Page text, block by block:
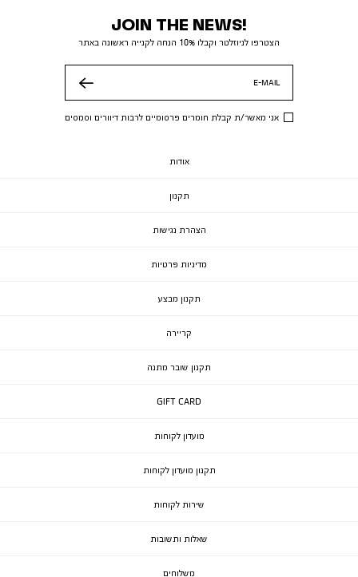
JOIN THE NEWS!
הצטרפו לניוזלטר וקבלו 10% הנחה לקנייה ראשונה באתר
E-MAIL
אני מאשר/ת קבלת חומרים פרסומיים לרבות דיוורים וסמסים
אודות
תקנון
הצהרת נגישות
מדיניות פרטיות
תקנון מבצע
קריירה
תקנון שובר מתנה
GIFT CARD
מועדון לקוחות
תקנון מועדון לקוחות
שירות לקוחות
שאלות ותשובות
משלוחים